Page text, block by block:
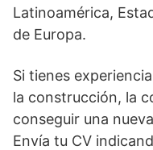
Latinoamérica,
de Europa.
Si tienes
la construcción, la
conseguir una
Envía tu CV